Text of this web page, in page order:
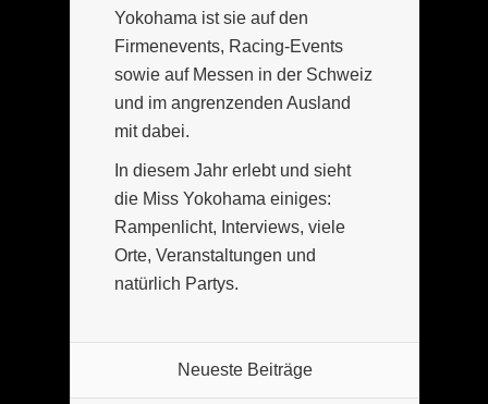
Yokohama ist sie auf den
Firmenevents, Racing-Events
sowie auf Messen in der Schweiz
und im angrenzenden Ausland
mit dabei.
In diesem Jahr erlebt und sieht
die Miss Yokohama einiges:
Rampenlicht, Interviews, viele
Orte, Veranstaltungen und
natürlich Partys.
Neueste Beiträge